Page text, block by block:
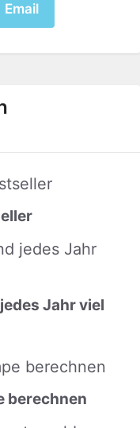
Email
Jahr viel
berechnen